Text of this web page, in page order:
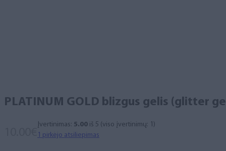
PLATINUM GOLD blizgus gelis (glitter
Įvertinimas: 5.00 iš 5 (viso įvertinimų: 1 )
1 pirkėjo atsiliepimas